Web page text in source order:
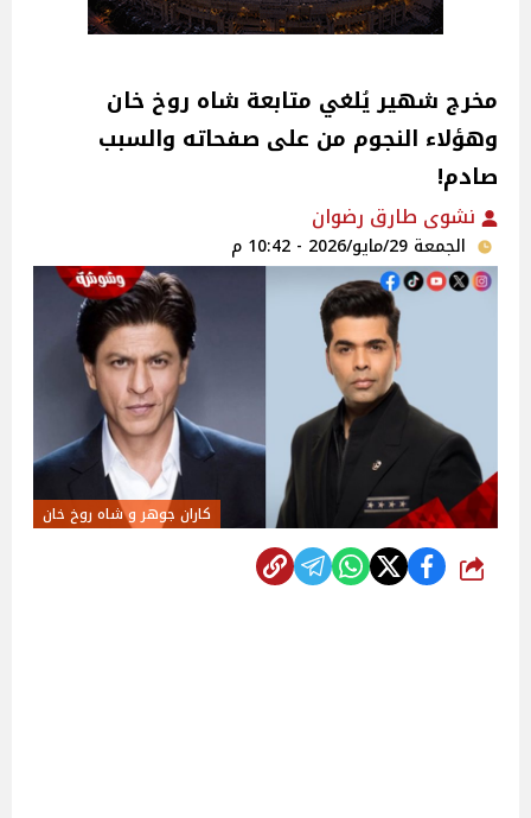
مخرج شهير يُلغي متابعة شاه روخ خان
وهؤلاء النجوم من على صفحاته والسبب
صادم!
نشوى طارق رضوان
الجمعة 29/مايو/2026 - 10:42 م
كاران جوهر و شاه روخ خان
شارك